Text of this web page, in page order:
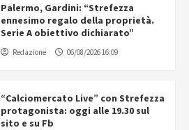
Palermo, Gardini: “Strefezza
ennesimo regalo della proprietà.
Serie A obiettivo dichiarato”
Redazione 06/08/2026 16:09
“Calciomercato Live” con Strefezza
protagonista: oggi alle 19.30 sul
sito e su Fb